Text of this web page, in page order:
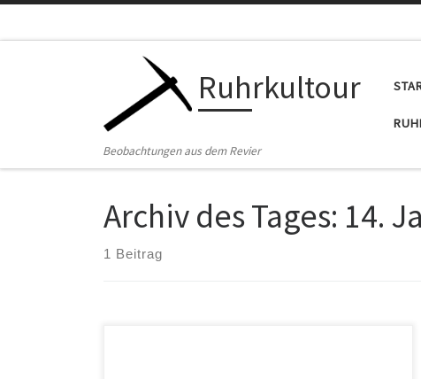
Ruhrkultour
Beobachtungen aus dem Revier
Archiv des Tages: 14.
1 Beitrag